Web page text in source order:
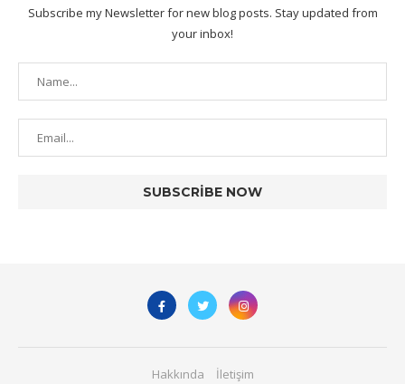
Subscribe my Newsletter for new blog posts. Stay updated from
your inbox!
Hakkında İletişim